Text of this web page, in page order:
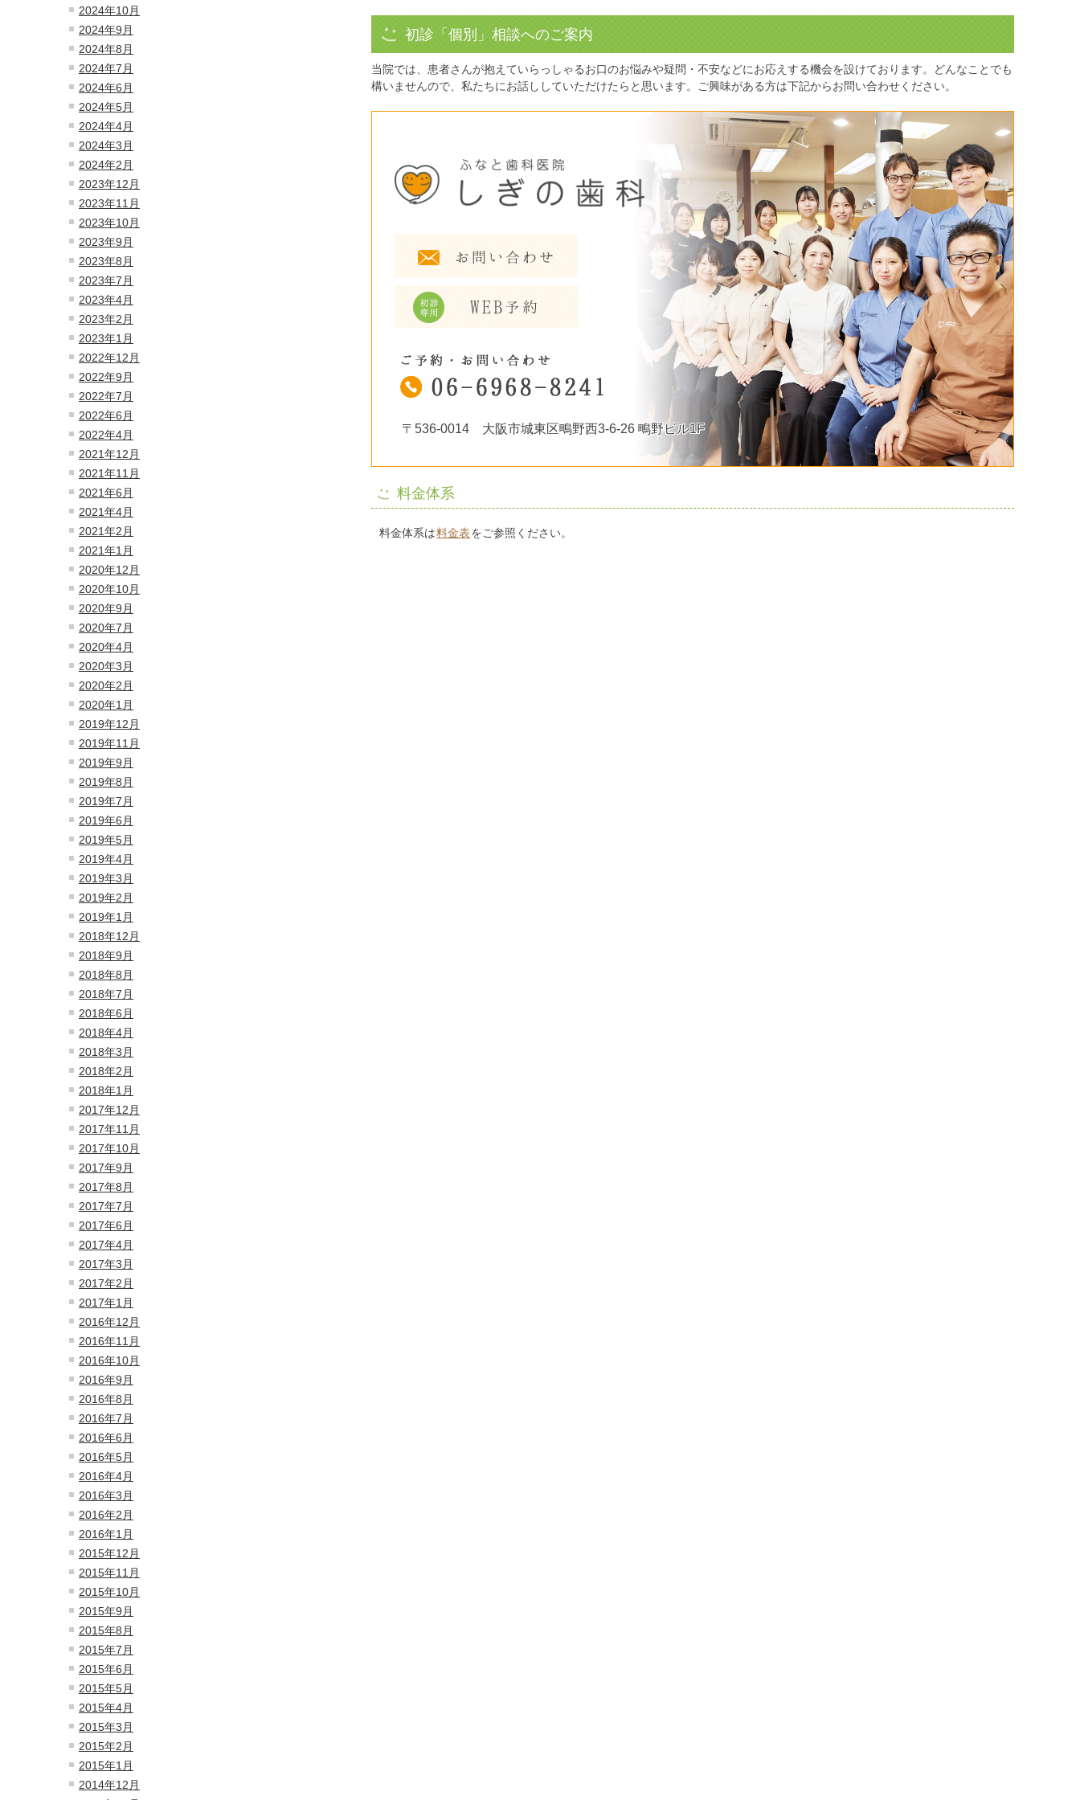
2024年10月
2024年9月
2024年8月
2024年7月
2024年6月
2024年5月
2024年4月
2024年3月
2024年2月
2023年12月
2023年11月
2023年10月
2023年9月
2023年8月
2023年7月
2023年4月
2023年2月
2023年1月
2022年12月
2022年9月
2022年7月
2022年6月
2022年4月
2021年12月
2021年11月
2021年6月
2021年4月
2021年2月
2021年1月
2020年12月
2020年10月
2020年9月
2020年7月
2020年4月
2020年3月
2020年2月
2020年1月
2019年12月
2019年11月
2019年9月
2019年8月
2019年7月
2019年6月
2019年5月
2019年4月
2019年3月
2019年2月
2019年1月
2018年12月
2018年9月
2018年8月
2018年7月
2018年6月
2018年4月
2018年3月
2018年2月
2018年1月
2017年12月
2017年11月
2017年10月
2017年9月
2017年8月
2017年7月
2017年6月
2017年4月
2017年3月
2017年2月
2017年1月
2016年12月
2016年11月
2016年10月
2016年9月
2016年8月
2016年7月
2016年6月
2016年5月
2016年4月
2016年3月
2016年2月
2016年1月
2015年12月
2015年11月
2015年10月
2015年9月
2015年8月
2015年7月
2015年6月
2015年5月
2015年4月
2015年3月
2015年2月
2015年1月
2014年12月
初診「個別」相談へのご案内
当院では、患者さんが抱えていらっしゃるお口のお悩みや疑問・不安などにお応えする機会を設けております。どんなことでも
構いませんので、私たちにお話ししていただけたらと思います。ご興味がある方は下記からお問い合わせください。
〒536-0014 大阪市城東区鴫野西3-6-26 鴫野ビル1F
料金体系
料金体系は料金表をご参照ください。